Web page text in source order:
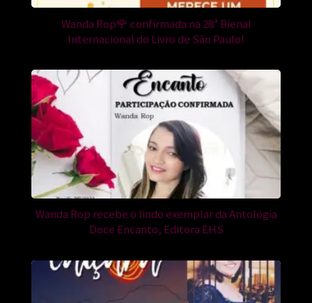
Wanda Rop🌹 confirmada na 28ª Bienal
Internacional do Livro de São Paulo!
Wanda Rop recebe o lindo exemplar da Antologia
Doce Encanto, Editora EHS